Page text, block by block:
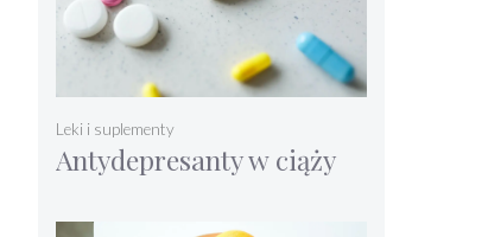
Antydepresanty w ciąży
Leki i suplementy